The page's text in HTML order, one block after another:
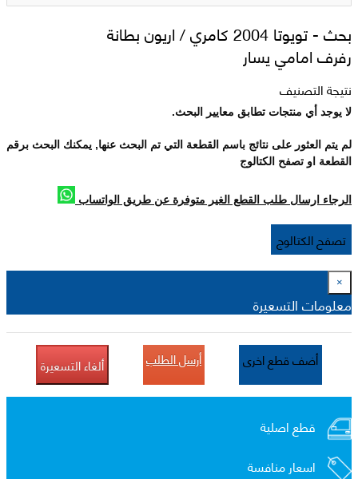
بحث - تويوتا 2004 كامري / اريون بطانة
رفرف امامي يسار
نتيجة التصنيف
لا يوجد أي منتجات تطابق معايير البحث.
لم يتم العثور على نتائج باسم القطعة التي تم البحث عنها, يمكنك البحث برقم
القطعة او تصفح الكتالوج
الرجاء ارسال طلب القطع الغير متوفرة عن طريق الواتساب
تصفح الكتالوج
×
معلومات التسعيرة
أضف قطع اخرى أرسل الطلب ألغاء التسعيرة
قطع اصلية
اسعار منافسة